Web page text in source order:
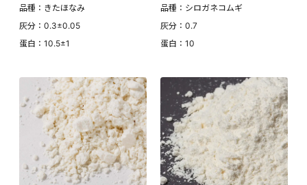
品種：きたほなみ
灰分：0.3±0.05
蛋白：10.5±1
品種：シロガネコムギ
灰分：0.7
蛋白：10